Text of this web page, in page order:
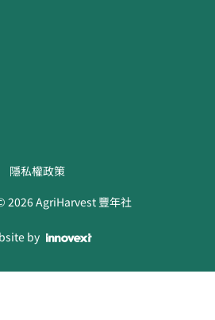
隱私權政策
2026AgriHarvest 豐年社
by